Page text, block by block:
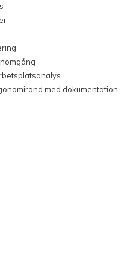
med dokumentation